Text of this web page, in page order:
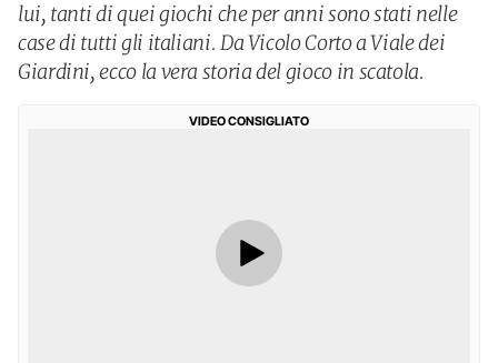
lui, tanti di quei giochi che per anni sono stati nelle
case di tutti gli italiani. Da Vicolo Corto a Viale dei
Giardini, ecco la vera storia del gioco in scatola.
VIDEO CONSIGLIATO